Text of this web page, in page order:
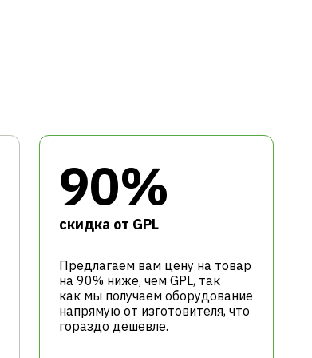
90%
cкидка от GPL
Предлагаем вам цену на товар
на 90% ниже, чем GPL, так
как мы получаем оборудование
напрямую от изготовителя, что
гораздо дешевле.